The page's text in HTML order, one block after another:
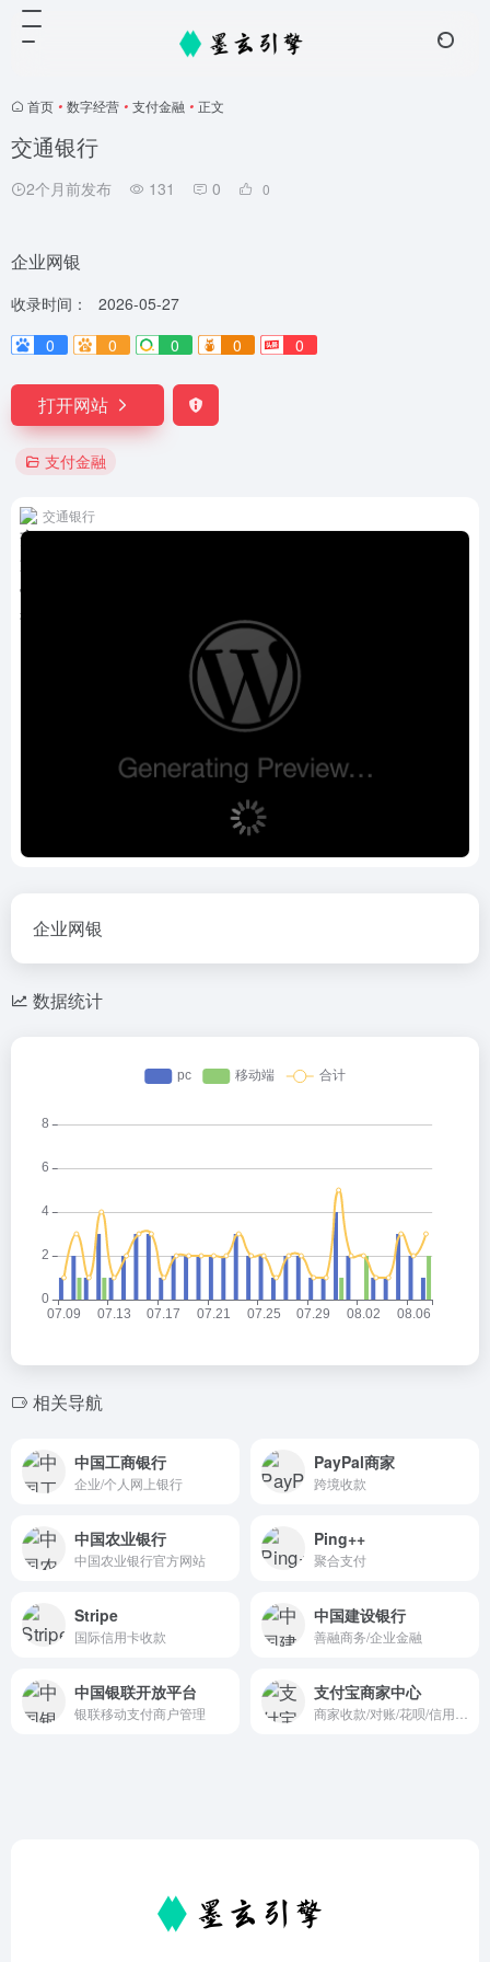
首页 • 数字经营 • 支付金融 • 正文
交通银行
2个月前发布 131 0 0
企业网银
收录时间：
2026-05-27
0
0 0 0 0
打开网站
支付金融
交通银行
企业网银
数据统计
相关导航
中国工商银行
企业/个人网上银行
PayPal商家
跨境收款
中国农业银行
中国农业银行官方网站
Ping++
聚合支付
Stripe
国际信用卡收款
中国建设银行
善融商务/企业金融
中国银联开放平台
银联移动支付商户管理
支付宝商家中心